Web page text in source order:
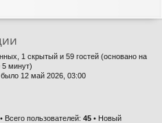
1 скрытый и 59 гостей (основано на
5 минут)
было 12 май 2026, 03:00
• Всего пользователей: 45 • Новый